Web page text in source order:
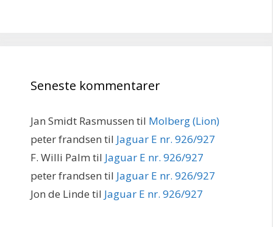
Seneste kommentarer
Jan Smidt Rasmussen til Molberg (Lion)
peter frandsen til Jaguar E nr. 926/927
F. Willi Palm til Jaguar E nr. 926/927
peter frandsen til Jaguar E nr. 926/927
Jon de Linde til Jaguar E nr. 926/927